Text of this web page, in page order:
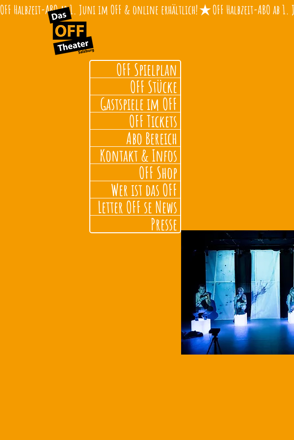
OFF Halbzeit-ABO ab 1. Juni im OFF & online erhältlich!
OFF Spielplan
OFF Stücke
Gastspiele im OFF
OFF Tickets
Abo Bereich
Kontakt & Infos
OFF Shop
Wer ist das OFF
Letter OFF se News
Presse